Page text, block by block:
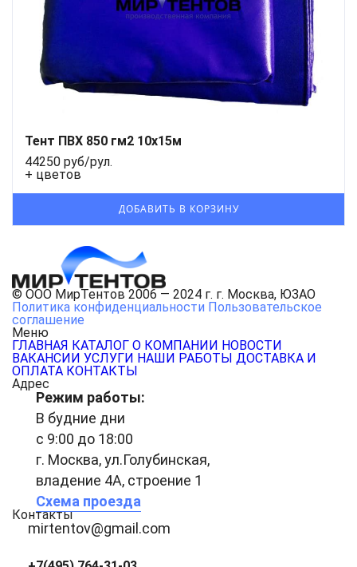
Тент ПВХ 850 гм2 10x15м
44250 руб/рул.
+ цветов
© ООО МирТентов 2006 — 2024 г. г. Москва, ЮЗАО
Политика конфиденциальности Пользовательское
соглашение
Меню
ГЛАВНАЯ КАТАЛОГ О КОМПАНИИ НОВОСТИ
ВАКАНСИИ УСЛУГИ НАШИ РАБОТЫ ДОСТАВКА И
ОПЛАТА КОНТАКТЫ
Адрес
Режим работы:
В будние дни
с 9:00 до 18:00
г. Москва, ул.Голубинская,
владение 4А, строение 1
Схема проезда
Контакты
mirtentov@gmail.com